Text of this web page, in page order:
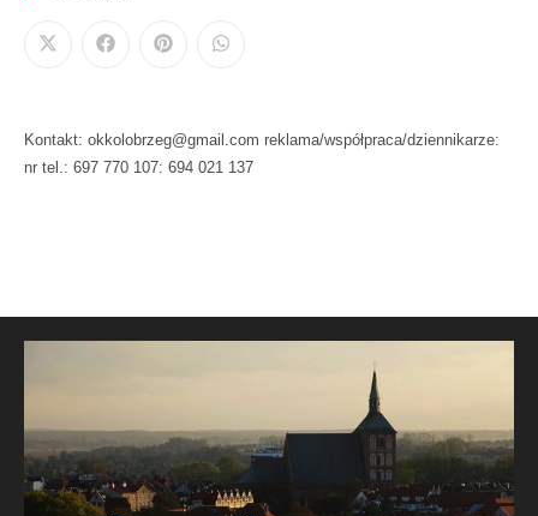
Kontakt: okkolobrzeg@gmail.com reklama/współpraca/dziennikarze:
nr tel.: 697 770 107: 694 021 137